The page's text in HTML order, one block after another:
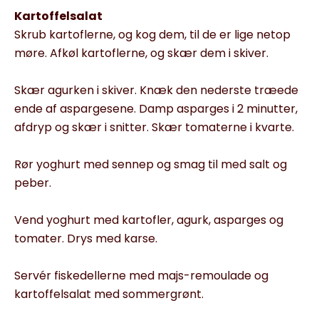
Kartoffelsalat
Skrub kartoflerne, og kog dem, til de er lige netop
møre. Afkøl kar­toflerne, og skær dem i skiver.
Skær agurken i skiver. Knæk den nederste træede
ende af aspar­gesene. Damp asparges i 2 minutter,
afdryp og skær i snitter. Skær tomaterne i kvarte.
Rør yoghurt med sennep og smag til med salt og
peber.
Vend yoghurt med kartofler, agurk, asparges og
tomater. Drys med karse.
Servér fiskedellerne med majs-remoulade og
kartoffelsalat med sommergrønt.